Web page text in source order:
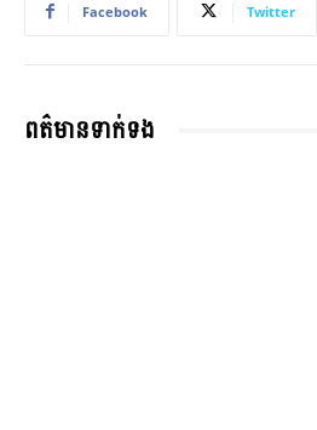
Facebook Twitter
ពត៌មានទាក់ទង